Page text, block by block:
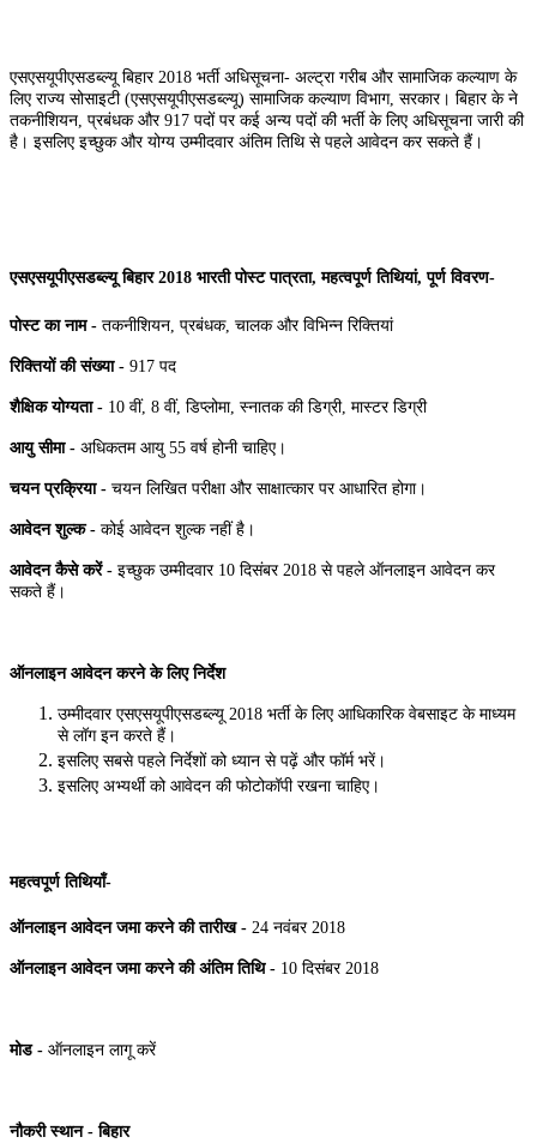
एसएसयूपीएसडब्ल्यू बिहार 2018 भर्ती अधिसूचना- अल्ट्रा गरीब और सामाजिक कल्याण के
लिए राज्य सोसाइटी (एसएसयूपीएसडब्ल्यू) सामाजिक कल्याण विभाग, सरकार। बिहार के ने
तकनीशियन, प्रबंधक और 917 पदों पर कई अन्य पदों की भर्ती के लिए अधिसूचना जारी की
है। इसलिए इच्छुक और योग्य उम्मीदवार अंतिम तिथि से पहले आवेदन कर सकते हैं।
एसएसयूपीएसडब्ल्यू बिहार 2018 भारती पोस्ट पात्रता, महत्वपूर्ण तिथियां, पूर्ण विवरण-
पोस्ट का नाम - तकनीशियन, प्रबंधक, चालक और विभिन्न रिक्तियां
रिक्तियों की संख्या - 917 पद
शैक्षिक योग्यता - 10 वीं, 8 वीं, डिप्लोमा, स्नातक की डिग्री, मास्टर डिग्री
आयु सीमा - अधिकतम आयु 55 वर्ष होनी चाहिए।
चयन प्रक्रिया - चयन लिखित परीक्षा और साक्षात्कार पर आधारित होगा।
आवेदन शुल्क - कोई आवेदन शुल्क नहीं है।
आवेदन कैसे करें - इच्छुक उम्मीदवार 10 दिसंबर 2018 से पहले ऑनलाइन आवेदन कर
सकते हैं।
ऑनलाइन आवेदन करने के लिए निर्देश
उम्मीदवार एसएसयूपीएसडब्ल्यू 2018 भर्ती के लिए आधिकारिक वेबसाइट के माध्यम
से लॉग इन करते हैं।
इसलिए सबसे पहले निर्देशों को ध्यान से पढ़ें और फॉर्म भरें।
इसलिए अभ्यर्थी को आवेदन की फोटोकॉपी रखना चाहिए।
महत्वपूर्ण तिथियाँ-
ऑनलाइन आवेदन जमा करने की तारीख - 24 नवंबर 2018
ऑनलाइन आवेदन जमा करने की अंतिम तिथि - 10 दिसंबर 2018
मोड - ऑनलाइन लागू करें
नौकरी स्थान - बिहार